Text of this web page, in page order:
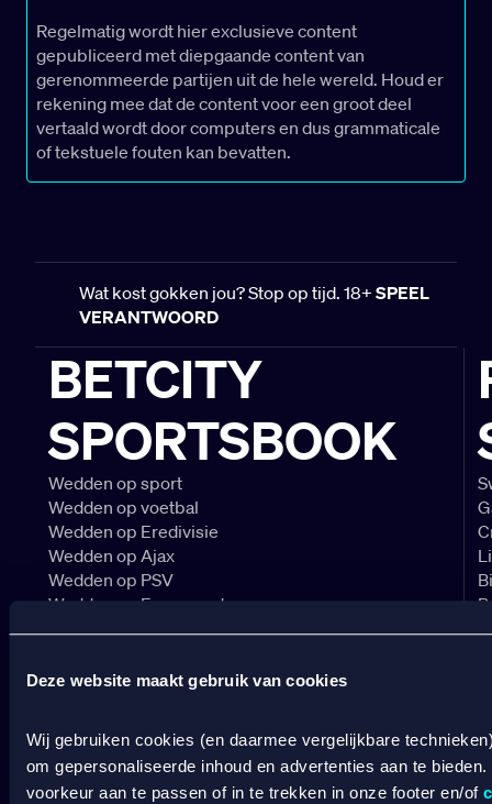
Deze website maakt gebruik van cookies
Wij gebruiken cookies (en daarmee vergelijkbare
om gepersonaliseerde inhoud en advertenties aan te
voorkeur aan te passen of in te trekken in onze footer en/of
Regelmatig wordt hier exclusieve content
gepubliceerd met diepgaande content van
gerenommeerde partijen uit de hele wereld. Houd er
rekening mee dat de content voor een groot deel
vertaald wordt door computers en dus grammaticale
of tekstuele fouten kan bevatten.
Wat kost gokken jou? Stop op tijd. 18+ SPEEL
VERANTWOORD
BETCITY
SPORTSBOOK
Wedden op sport
Wedden op voetbal
Wedden op Eredivisie
Wedden op Ajax
Wedden op PSV
Wedden op Feyenoord
CASINO
Online gokken
Live casino
Live roulette